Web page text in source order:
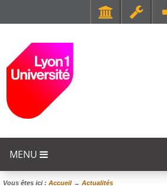
MENU
Vous êtes ici : Accueil→ Actualités